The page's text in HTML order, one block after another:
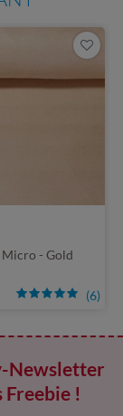
(6)
- Gold
Newsletter
!